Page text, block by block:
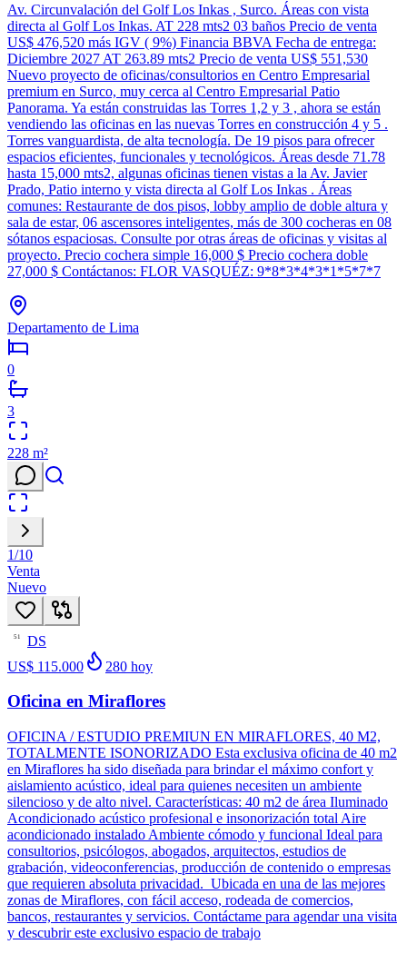
Av. Circunvalación del Golf Los Inkas , Surco. Áreas con vista
directa al Golf Los Inkas. AT 228 mts2 03 baños Precio de venta
US$ 476,520 más IGV ( 9%) Financia BBVA Fecha de entrega:
Diciembre 2027 AT 263.89 mts2 Precio de venta US$ 551,530
Nuevo proyecto de oficinas/consultorios en Centro Empresarial
premium en Surco, muy cerca al Centro Empresarial Patio
Panorama. Ya están construidas las Torres 1,2 y 3 , ahora se están
vendiendo las oficinas en las nuevas Torres en construcción 4 y 5 .
Torres vanguardista, de alta tecnología. De 19 pisos para ofrecer
espacios eficientes, funcionales y tecnológicos. Áreas desde 71.78
hasta 15,000 mts2, algunas oficinas tienen vistas a la Av. Javier
Prado, Patio interno y vista directa al Golf Los Inkas . Áreas
comunes: Restaurante de dos pisos, lobby amplio de doble altura y
sala de estar, 06 ascensores inteligentes, más de 300 cocheras en 08
sótanos espaciosas. Consulte por otras áreas de oficinas y visitas al
proyecto. Precio cochera simple 16,000 $ Precio cochera doble
27,000 $ Contáctanos: FLOR VASQUÉZ: 9*8*3*4*3*1*5*7*7
Departamento de Lima
0
3
228 m²
1/10
Venta
Nuevo
51
DS
US$ 115.000
280 hoy
Oficina en Miraflores
OFICINA / ESTUDIO PREMIUN EN MIRAFLORES, 40 M2,
TOTALMENTE ISONORIZADO Esta exclusiva oficina de 40 m2
en Miraflores ha sido diseñada para brindar el máximo confort y
aislamiento acústico, ideal para quienes necesiten un ambiente
silencioso y de alto nivel. Características: 40 m2 de área Iluminado
Acondicionado acústico profesional e insonorización total Aire
acondicionado instalado Ambiente cómodo y funcional Ideal para
consultorios, psicólogos, abogados, arquitectos, estudios de
grabación, videoconferencias, producción de contenido o empresas
que requieren absoluta privacidad. Ubicada en una de las mejores
zonas de Miraflores, con fácil acceso, rodeada de comercios,
bancos, restaurantes y servicios. Contáctame para agendar una visita
y descubrir este exclusivo espacio de trabajo